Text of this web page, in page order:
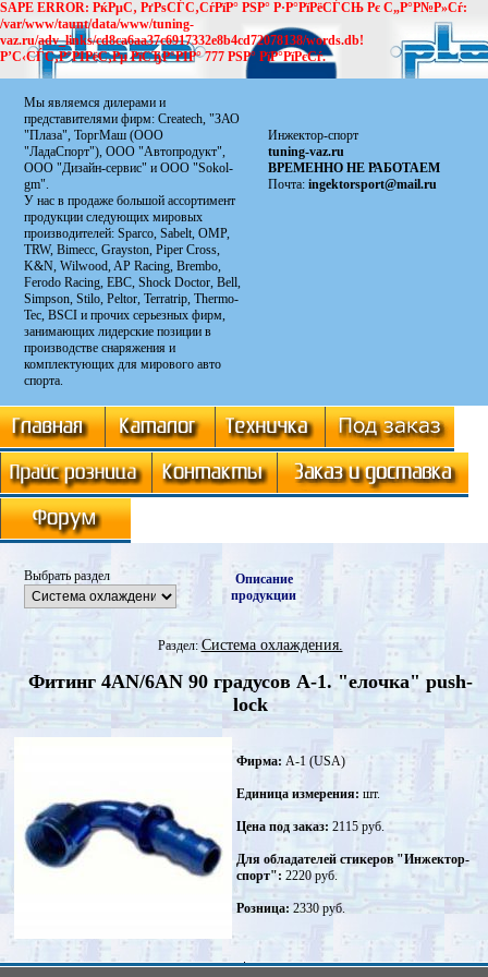
SAPE ERROR: РќРµС‚ РґРѕСЃС‚СѓРїР° РЅР° Р·Р°РїРёСЃСЊ Рє С„Р°Р№Р»Сѓ:
/var/www/taunt/data/www/tuning-
vaz.ru/adv_links/cd8ca6aa37c6917332e8b4cd72078138/words.db!
Р’С‹СЃС‚Р°РІРёС‚Рµ РїСЂР°РІР° 777 РЅР° РїР°РїРєСѓ.
Мы являемся дилерами и
представителями фирм: Сreatech, "ЗАО
"Плаза", ТоргМаш (ООО
"ЛадаСпорт"), ООО "Автопродукт",
ООО "Дизайн-сервис" и ООО "Sokol-
gm".
У нас в продаже большой ассортимент
продукции следующих мировых
производителей: Sparco, Sabelt, OMP,
TRW, Bimecc, Grayston, Piper Cross,
K&N, Wilwood, AP Racing, Brembo,
Ferodo Racing, EBC, Shock Doctor, Bell,
Simpson, Stilo, Peltor, Terratrip, Thermo-
Tec, BSCI и прочих серьезных фирм,
занимающих лидерские позиции в
производстве снаряжения и
комплектующих для мирового авто
спорта.
Инжектор-спорт
tuning-vaz.ru
ВРЕМЕННО НЕ РАБОТАЕМ
Почта:ingektorsport@mail.ru
Выбрать раздел
Описание
продукции
Раздел: Система охлаждения.
Фитинг 4AN/6AN 90 градусов A-1. "елочка" push-
lock
Фирма: A-1 (USA)
Единица измерения: шт.
Цена под заказ: 2115 руб.
Для обладателей стикеров "Инжектор-
спорт": 2220 руб.
Розница: 2330 руб.